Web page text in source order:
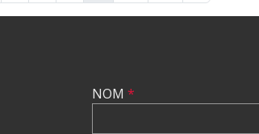
NOM *